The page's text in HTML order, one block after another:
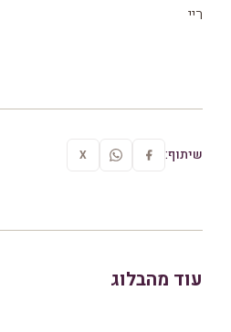
ריי
שיתוף: X
עוד מהבלוג